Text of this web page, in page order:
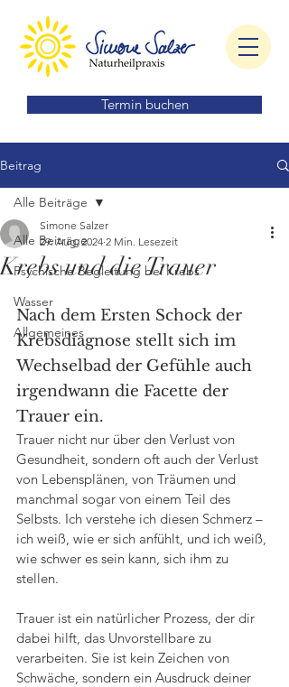
Termin buchen
Beitrag
Alle Beiträge
Psychische Begleitung bei Krebs
Wasser
Allgemeines
Alle Beiträge
Krebs und die Trauer
Simone Salzer
29. Aug. 2024 2 Min. Lesezeit
Nach dem Ersten Schock der
Krebsdiagnose stellt sich im
Wechselbad der Gefühle auch
irgendwann die Facette der
Trauer ein.
Trauer nicht nur über den Verlust von
Gesundheit, sondern oft auch der Verlust
von Lebensplänen, von Träumen und
manchmal sogar von einem Teil des
Selbsts. Ich verstehe ich diesen Schmerz –
ich weiß, wie er sich anfühlt, und ich weiß,
wie schwer es sein kann, sich ihm zu
stellen.
Trauer ist ein natürlicher Prozess, der dir
dabei hilft, das Unvorstellbare zu
verarbeiten. Sie ist kein Zeichen von
Schwäche, sondern ein Ausdruck deiner